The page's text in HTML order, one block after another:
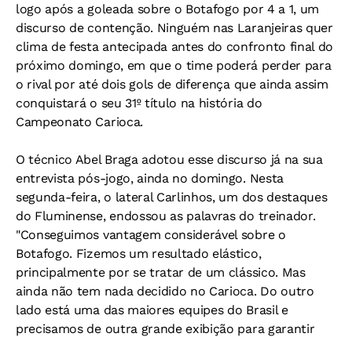
logo após a goleada sobre o Botafogo por 4 a 1, um
discurso de contenção. Ninguém nas Laranjeiras quer
clima de festa antecipada antes do confronto final do
próximo domingo, em que o time poderá perder para
o rival por até dois gols de diferença que ainda assim
conquistará o seu 31º título na história do
Campeonato Carioca.
O técnico Abel Braga adotou esse discurso já na sua
entrevista pós-jogo, ainda no domingo. Nesta
segunda-feira, o lateral Carlinhos, um dos destaques
do Fluminense, endossou as palavras do treinador.
"Conseguimos vantagem considerável sobre o
Botafogo. Fizemos um resultado elástico,
principalmente por se tratar de um clássico. Mas
ainda não tem nada decidido no Carioca. Do outro
lado está uma das maiores equipes do Brasil e
precisamos de outra grande exibição para garantir